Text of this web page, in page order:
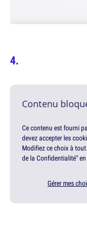
Contenu
Ce contenu est fourni
devez accepter les
Modifiez ce choix à
de la Confidentialité"
Gérer mes